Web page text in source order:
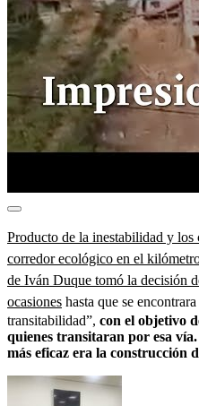
Producto de la inestabilidad y los
corredor ecológico en el
de Iván Duque tomó la decisión
ocasiones hasta que se
transitabilidad”, con el objetivo
quienes transitaran por esa
más eficaz era la construcción